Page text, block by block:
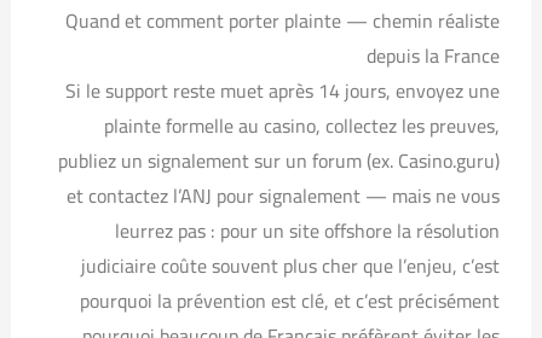
Quand et comment porter plainte — chemin réaliste
depuis la France
Si le support reste muet après 14 jours, envoyez une
plainte formelle au casino, collectez les preuves,
publiez un signalement sur un forum (ex. Casino.guru)
et contactez l’ANJ pour signalement — mais ne vous
leurrez pas : pour un site offshore la résolution
judiciaire coûte souvent plus cher que l’enjeu, c’est
pourquoi la prévention est clé, et c’est précisément